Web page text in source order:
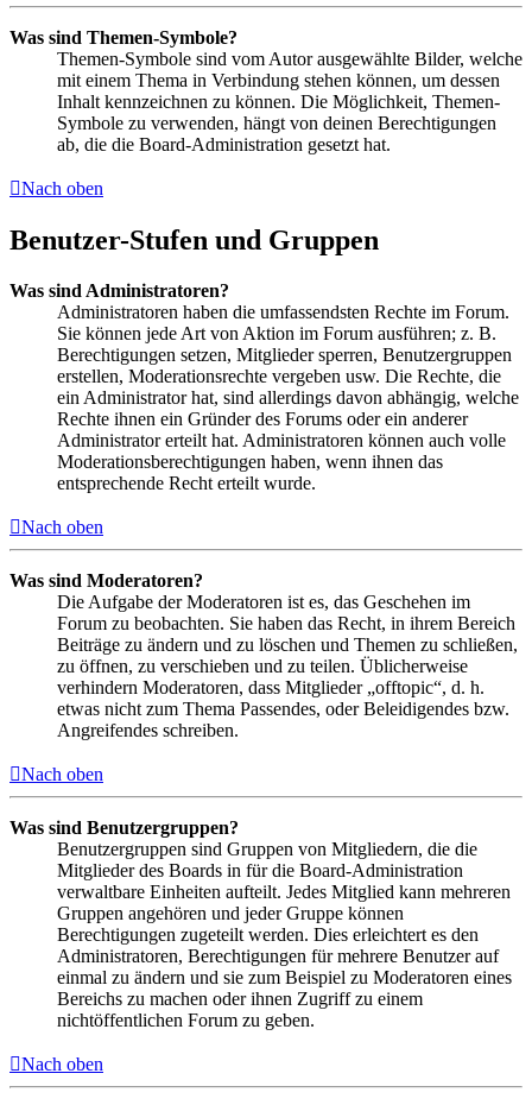
Was sind Themen-Symbole?
Themen-Symbole sind vom Autor ausgewählte Bilder, welche
mit einem Thema in Verbindung stehen können, um dessen
Inhalt kennzeichnen zu können. Die Möglichkeit, Themen-
Symbole zu verwenden, hängt von deinen Berechtigungen
ab, die die Board-Administration gesetzt hat.
Nach oben
Benutzer-Stufen und Gruppen
Was sind Administratoren?
Administratoren haben die umfassendsten Rechte im Forum.
Sie können jede Art von Aktion im Forum ausführen; z. B.
Berechtigungen setzen, Mitglieder sperren, Benutzergruppen
erstellen, Moderationsrechte vergeben usw. Die Rechte, die
ein Administrator hat, sind allerdings davon abhängig, welche
Rechte ihnen ein Gründer des Forums oder ein anderer
Administrator erteilt hat. Administratoren können auch volle
Moderationsberechtigungen haben, wenn ihnen das
entsprechende Recht erteilt wurde.
Nach oben
Was sind Moderatoren?
Die Aufgabe der Moderatoren ist es, das Geschehen im
Forum zu beobachten. Sie haben das Recht, in ihrem Bereich
Beiträge zu ändern und zu löschen und Themen zu schließen,
zu öffnen, zu verschieben und zu teilen. Üblicherweise
verhindern Moderatoren, dass Mitglieder „offtopic“, d. h.
etwas nicht zum Thema Passendes, oder Beleidigendes bzw.
Angreifendes schreiben.
Nach oben
Was sind Benutzergruppen?
Benutzergruppen sind Gruppen von Mitgliedern, die die
Mitglieder des Boards in für die Board-Administration
verwaltbare Einheiten aufteilt. Jedes Mitglied kann mehreren
Gruppen angehören und jeder Gruppe können
Berechtigungen zugeteilt werden. Dies erleichtert es den
Administratoren, Berechtigungen für mehrere Benutzer auf
einmal zu ändern und sie zum Beispiel zu Moderatoren eines
Bereichs zu machen oder ihnen Zugriff zu einem
nichtöffentlichen Forum zu geben.
Nach oben